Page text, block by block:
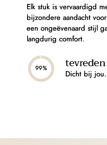
Elk stuk is vervaardigd
bijzondere aandacht
een ongeëvenaard stijl
langdurig comfort.
99%
Dicht bij jou.